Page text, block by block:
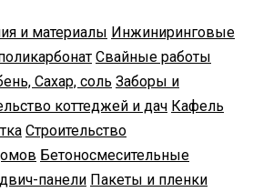
и материалы Инжиниринговые
Свайные работы
Сахар, соль Заборы и
коттеджей и дач Кафель
Строительство
Бетоносмесительные
панели Пакеты и пленки